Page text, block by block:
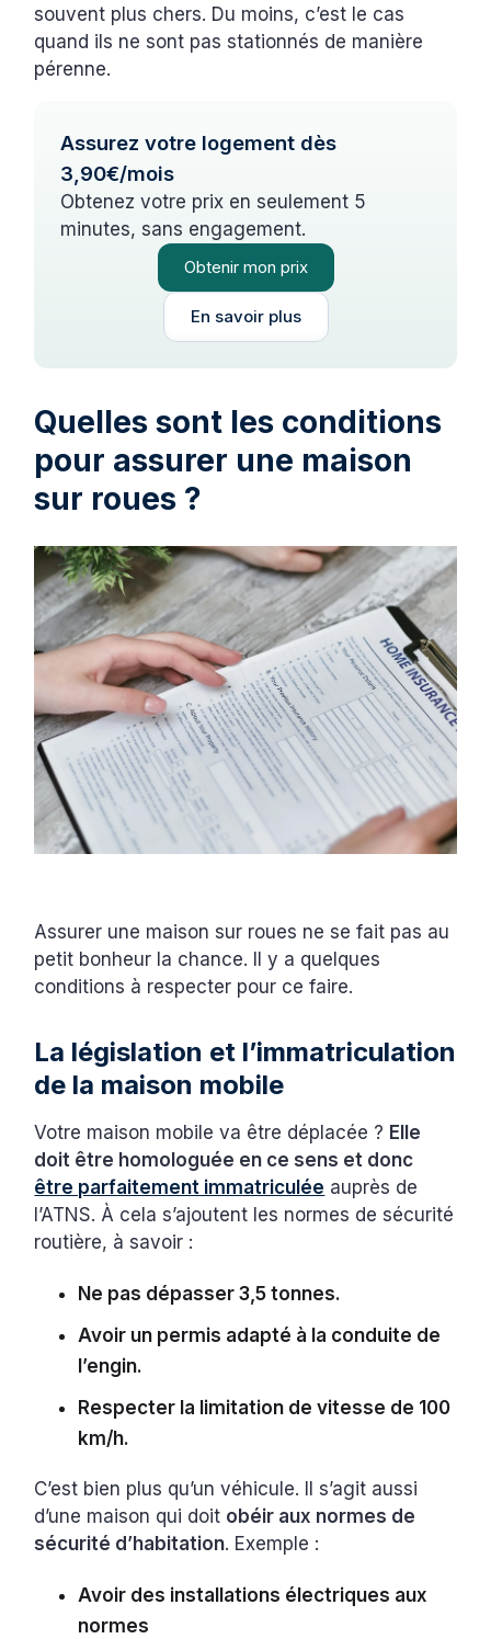
souvent plus chers. Du moins, c’est le cas
quand ils ne sont pas stationnés de manière
pérenne.
Assurez votre logement dès
3,90€/mois
Obtenez votre prix en seulement 5
minutes, sans engagement.
Obtenir mon prix
En savoir plus
Quelles sont les conditions
pour assurer une maison
sur roues ?
Assurer une maison sur roues ne se fait pas au
petit bonheur la chance. Il y a quelques
conditions à respecter pour ce faire.
La législation et l’immatriculation
de la maison mobile
Votre maison mobile va être déplacée ? Elle
doit être homologuée en ce sens et donc
être parfaitement immatriculée auprès de
l’ATNS. À cela s’ajoutent les normes de sécurité
routière, à savoir :
Ne pas dépasser 3,5 tonnes.
Avoir un permis adapté à la conduite de
l’engin.
Respecter la limitation de vitesse de 100
km/h.
C’est bien plus qu’un véhicule. Il s’agit aussi
d’une maison qui doit obéir aux normes de
sécurité d’habitation. Exemple :
Avoir des installations électriques aux
normes